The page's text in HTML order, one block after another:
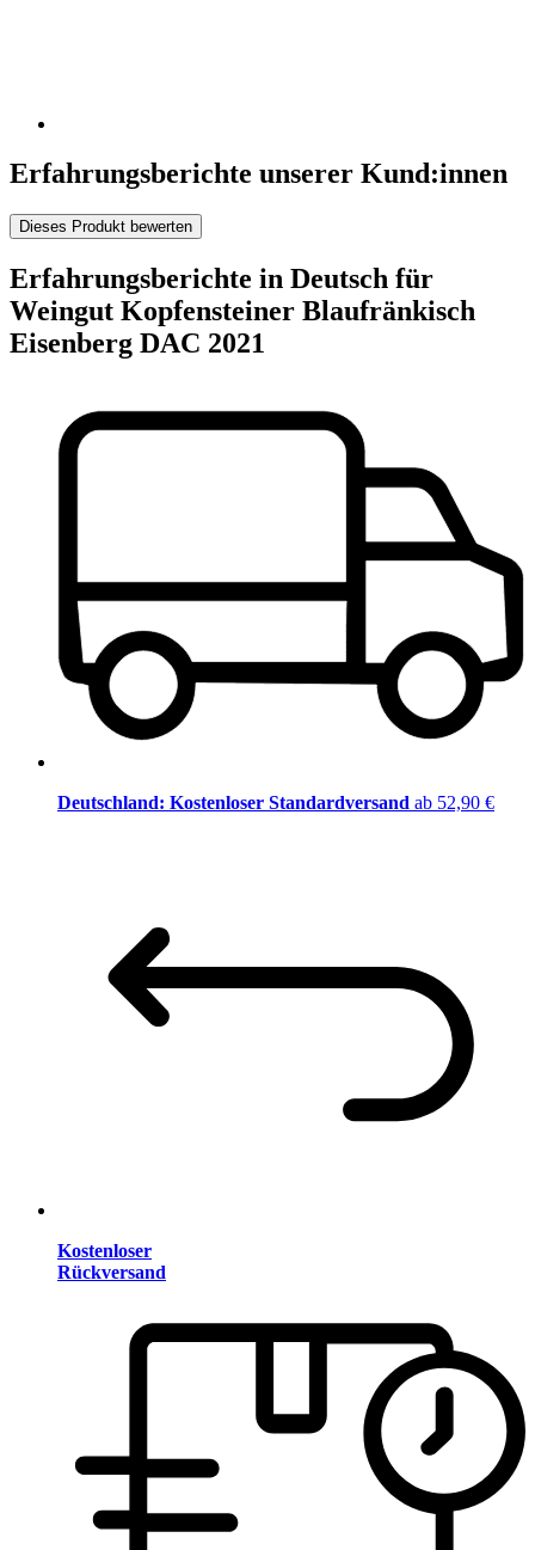
Erfahrungsberichte unserer Kund:innen
Dieses Produkt bewerten
Erfahrungsberichte in Deutsch für
Weingut Kopfensteiner Blaufränkisch
Eisenberg DAC 2021
Deutschland: Kostenloser Standardversand ab 52,90 €
Kostenloser
Rückversand